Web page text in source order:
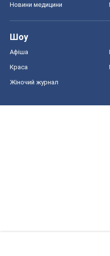
Новини медицини
Шоу
Афіша
Краса
Жіночий журнал